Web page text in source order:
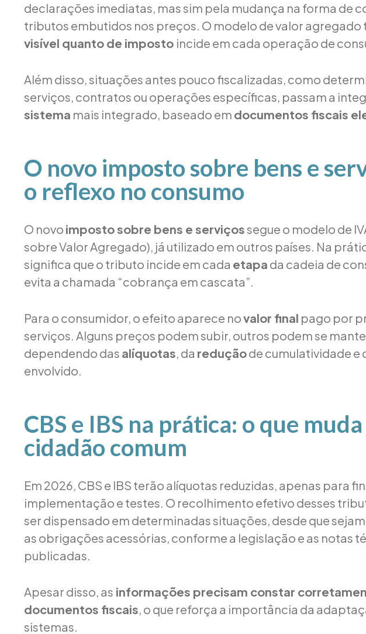
declarações imediatas, mas sim pela mudança na forma de
tributos embutidos nos preços. O modelo de valor agregado
visível quanto de imposto incide em cada operação de
Além disso, situações antes pouco fiscalizadas, como
serviços, contratos ou operações específicas, passam a
sistema mais integrado, baseado em documentos fiscais
O novo imposto sobre bens e
o reflexo no consumo
O novo imposto sobre bens e serviçossegue o modelo de
sobre Valor Agregado), já utilizado em outros países. Na
significa que o tributo incide em cada etapa da cadeia de
evita a chamada “cobrança em cascata”.
Para o consumidor, o efeito aparece novalor final pago por
serviços. Alguns preços podem subir, outros podem se
dependendo das alíquotas, da reduçãode cumulatividade e
envolvido.
CBS e IBS na prática: o que
cidadão comum
Em 2026, CBS e IBS terão alíquotas reduzidas, apenas para
implementação e testes. O recolhimento efetivo desses
ser dispensado em determinadas situações, desde que
as obrigações acessórias, conforme a legislação e as notas
publicadas.
Apesar disso, as informações precisam constar
documentos fiscais, o que reforça a importância da
sistemas.